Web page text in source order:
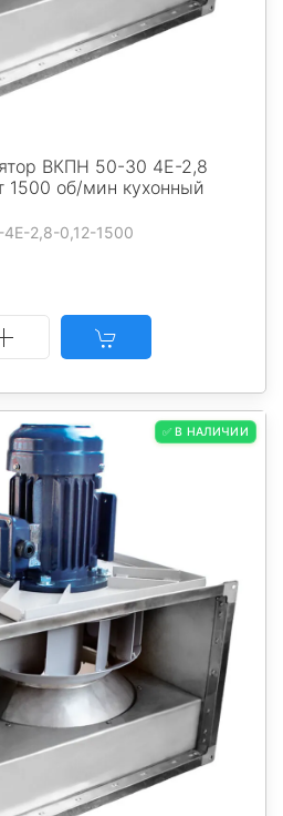
ВКПН 50-30 4E-2,8
1500 об/мин кухонный
2,8-0,12-1500
✅ В НАЛИЧИИ